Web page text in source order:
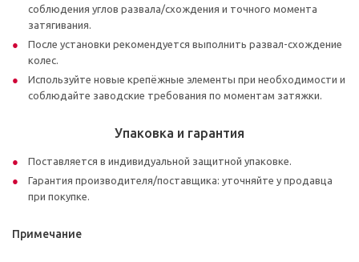
соблюдения углов развала/схождения и точного момента
затягивания.
После установки рекомендуется выполнить развал-схождение
колес.
Используйте новые крепёжные элементы при необходимости и
соблюдайте заводские требования по моментам затяжки.
Упаковка и гарантия
Поставляется в индивидуальной защитной упаковке.
Гарантия производителя/поставщика: уточняйте у продавца
при покупке.
Примечание